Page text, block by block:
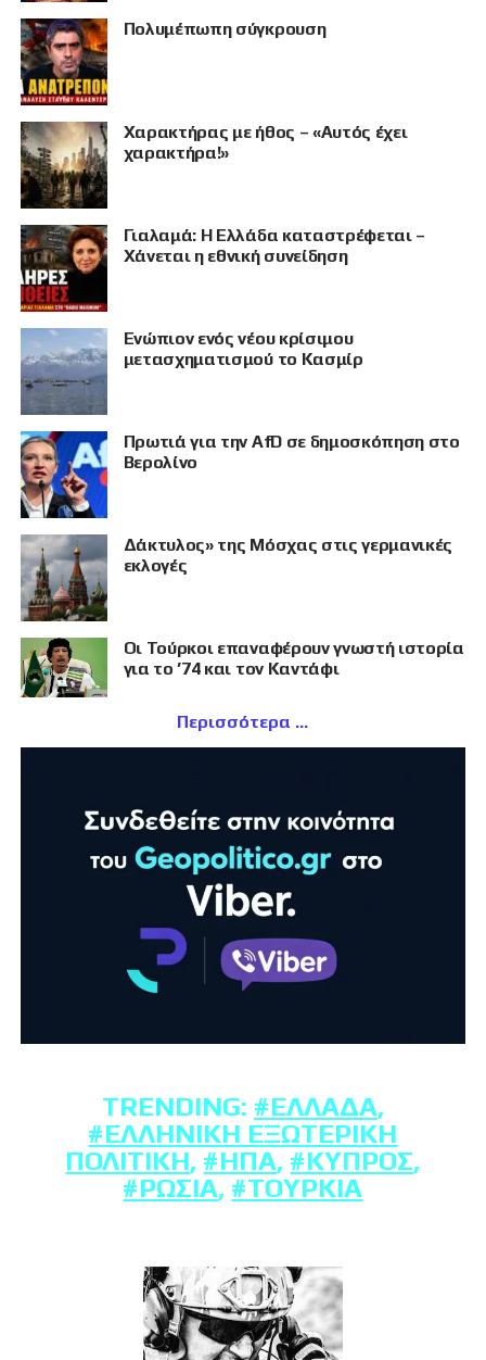
Πολυμέπωπη σύγκρουση
Χαρακτήρας με ήθος – «Αυτός έχει
χαρακτήρα!»
Γιαλαμά: Η Ελλάδα καταστρέφεται –
Χάνεται η εθνική συνείδηση
Eνώπιον ενός νέου κρίσιμου
μετασχηματισμού το Κασμίρ
Πρωτιά για την AfD σε δημοσκόπηση στο
Βερολίνο
Δάκτυλος» της Μόσχας στις γερμανικές
εκλογές
Οι Τούρκοι επαναφέρουν γνωστή ιστορία
για το ’74 και τον Καντάφι
Περισσότερα
TRENDING: #ΕΛΛΆΔΑ,
#ΕΛΛΗΝΙΚΉ ΕΞΩΤΕΡΙΚΉ
ΠΟΛΙΤΙΚΉ, #ΗΠΑ, #ΚΎΠΡΟΣ,
#ΡΩΣΊΑ, #ΤΟΥΡΚΊΑ